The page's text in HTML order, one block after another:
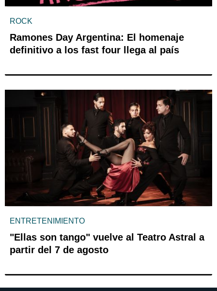
ROCK
Ramones Day Argentina: El homenaje
definitivo a los fast four llega al país
ENTRETENIMIENTO
"Ellas son tango" vuelve al Teatro Astral a
partir del 7 de agosto